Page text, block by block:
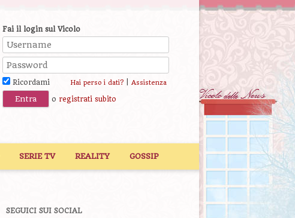
Fai il login sul Vicolo
Ricordami Hai perso i dati?| Assistenza
o registrati subito
SERIE TV REALITY GOSSIP
SEGUICI SUI SOCIAL